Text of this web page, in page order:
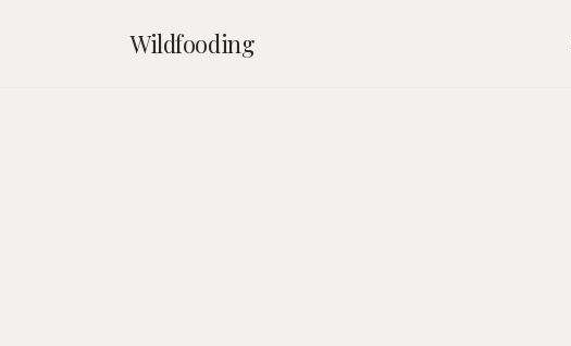
Wildfooding